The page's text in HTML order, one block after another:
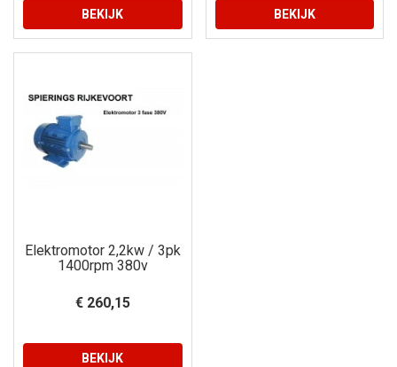
BEKIJK BEKIJK
Elektromotor 2,2kw / 3pk
1400rpm 380v
€ 260,15
BEKIJK